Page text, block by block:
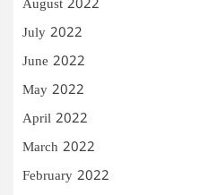
August 2022
July 2022
June 2022
May 2022
April 2022
March 2022
February 2022